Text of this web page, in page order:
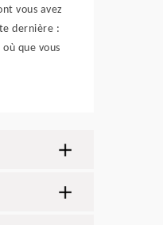
vous avez
dernière :
que vous